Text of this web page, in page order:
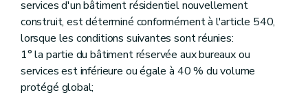
services d'un bâtiment résidentiel nouvellement
construit, est déterminé conformément à l'article 540,
lorsque les conditions suivantes sont réunies:
1° la partie du bâtiment réservée aux bureaux ou
services est inférieure ou égale à 40 % du volume
protégé global;